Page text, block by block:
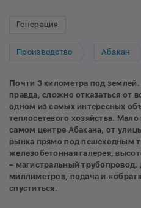
Генерация
Производство Абакан
Почти 3 километра под
правда, сложно отказаться от
одном из самых интересных
теплосетевого хозяйства.
самом центре Абакана, от
рынка прямо под пешеходным
железобетонная галерея,
– магистральный
миллиметров, подача и
спуститься.